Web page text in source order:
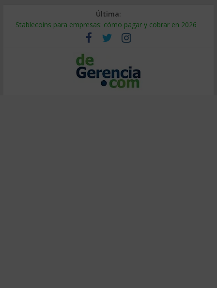
Última:
Stablecoins para empresas: cómo pagar y cobrar en 2026
Despido silencioso: qué es y por qué sale tan caro
IA en selección de personal: cómo auditarla a tiempo
Trabajo forzoso en la cadena de suministro: qué hacer
Mercado hispano de EE. UU.: cómo segmentarlo y venderle